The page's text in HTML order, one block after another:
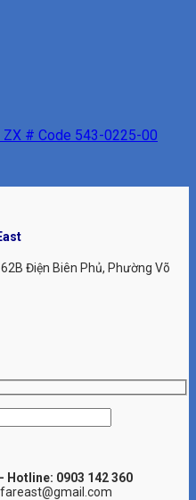
ZX # Code 543-0225-00
Điện Biên Phủ, Phường Võ
- Hotline: 0903 142 360